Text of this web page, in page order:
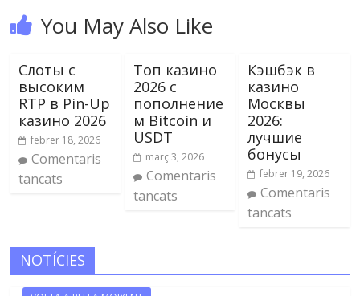
You May Also Like
Слоты с
высоким
RTP в Pin-Up
казино 2026
febrer 18, 2026
Comentaris
tancats
Топ казино
2026 с
пополнение
м Bitcoin и
USDT
març 3, 2026
Comentaris
tancats
Кэшбэк в
казино
Москвы
2026:
лучшие
бонусы
febrer 19, 2026
Comentaris
tancats
NOTÍCIES